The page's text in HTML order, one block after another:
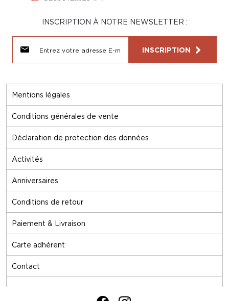
Mentions légales
Conditions générales de vente
Déclaration de protection des données
Activités
Anniversaires
Conditions de retour
Paiement & Livraison
Carte adhérent
Contact
INSCRIPTION À NOTRE NEWSLETTER :
INSCRIPTION